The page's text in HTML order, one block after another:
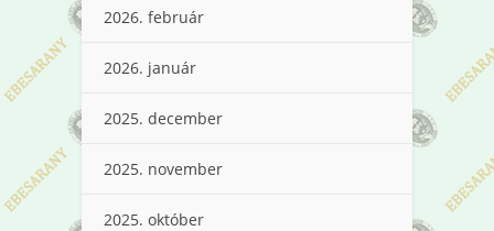
2026. február
2026. január
2025. december
2025. november
2025. október